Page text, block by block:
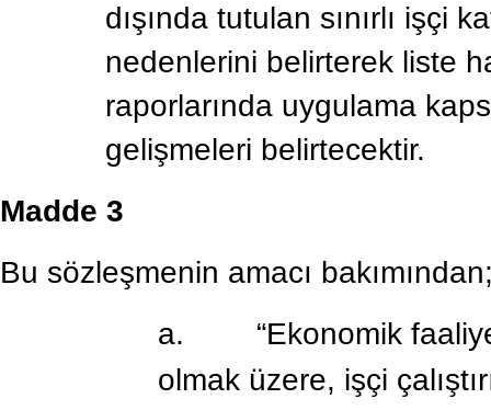
dışında tutulan sınırlı işçi
nedenlerini belirterek liste
raporlarında uygulama
gelişmeleri belirtecektir.
Madde 3
Bu sözleşmenin amacı
a.
“Ekonomik
olmak üzere, işçi